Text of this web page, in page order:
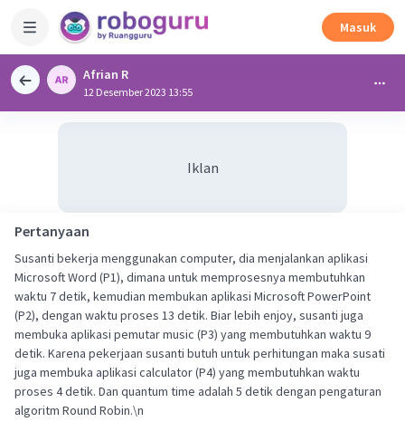
Masuk
Afrian R
12 Desember 2023 13:55
Iklan
Pertanyaan
Susanti bekerja menggunakan computer, dia menjalankan aplikasi
Microsoft Word (P1), dimana untuk memprosesnya membutuhkan
waktu 7 detik, kemudian membukan aplikasi Microsoft PowerPoint
(P2), dengan waktu proses 13 detik. Biar lebih enjoy, susanti juga
membuka aplikasi pemutar music (P3) yang membutuhkan waktu 9
detik. Karena pekerjaan susanti butuh untuk perhitungan maka susati
juga membuka aplikasi calculator (P4) yang membutuhkan waktu
proses 4 detik. Dan quantum time adalah 5 detik dengan pengaturan
algoritm Round Robin.\n